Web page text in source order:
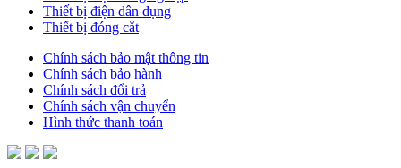
Thiết bị điện dân dụng
Thiết bị đóng cắt
Chính sách bảo mật thông tin
Chính sách bảo hành
Chính sách đổi trả
Chính sách vận chuyển
Hình thức thanh toán